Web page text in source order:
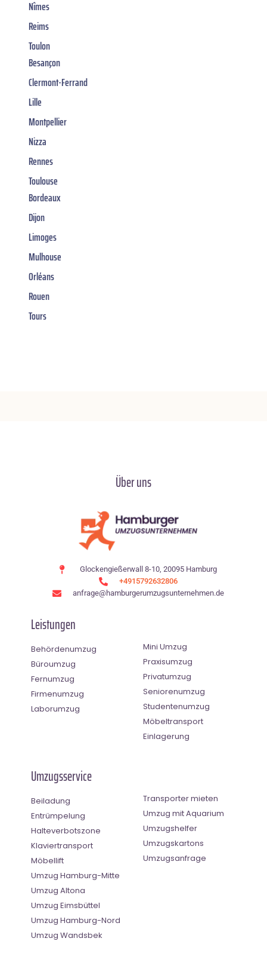
Nîmes
Reims
Toulon
Besançon
Clermont-Ferrand
Lille
Montpellier
Nizza
Rennes
Toulouse
Bordeaux
Dijon
Limoges
Mulhouse
Orléans
Rouen
Tours
Über uns
Glockengießerwall 8-10, 20095 Hamburg
+4915792632806
anfrage@hamburgerumzugsunternehmen.de
Leistungen
Behördenumzug
Büroumzug
Fernumzug
Firmenumzug
Laborumzug
Mini Umzug
Praxisumzug
Privatumzug
Seniorenumzug
Studentenumzug
Möbeltransport
Einlagerung
Umzugsservice
Beiladung
Entrümpelung
Halteverbotszone
Klaviertransport
Möbellift
Umzug Hamburg-Mitte
Umzug Altona
Umzug Eimsbüttel
Umzug Hamburg-Nord
Umzug Wandsbek
Transporter mieten
Umzug mit Aquarium
Umzugshelfer
Umzugskartons
Umzugsanfrage